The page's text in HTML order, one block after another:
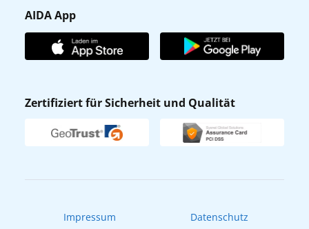
Affiliateprogramm
Verhaltens- & Ethikkodex
Newsletter
Gästefragebogen
AIDA Club
AIDA App
AIDA App
Zertifiziert für Sicherheit und Qualität
Impressum
Datenschutz